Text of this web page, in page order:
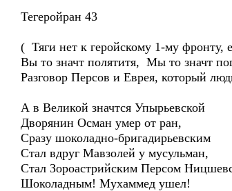
Тегеройран 43
( Тяги нет к геройскому 1-му
Вы то значт полятитя, Мы то значт
Разговор Персов и Еврея, который
А в Великой значтся Упырьевской
Дворянин Осман умер от ран,
Сразу шоколадно-бригадирьевским
Стал вдруг Мавзолей у мусульман,
Стал Зороастрийским Персом
Шоколадным! Мухаммед ушел!